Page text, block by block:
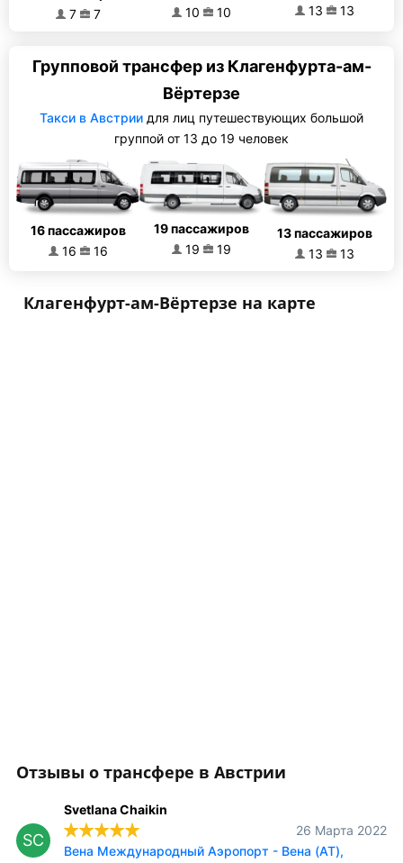
7
7 10 10 13 13
Групповой трансфер из Клагенфурта-ам-
Вёртерзе
Такси в Австрии для лиц путешествующих большой
группой от 13 до 19 человек
16 пассажиров
16
16
19 пассажиров
19
19
13 пассажиров
13
13
Клагенфурт-ам-Вёртерзе на карте
Отзывы о трансфере в Австрии
SC
Svetlana Chaikin
26 Марта 2022
Вена Международный Аэропорт - Вена (AT),